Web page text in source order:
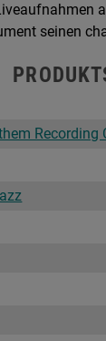
seinen
Recording